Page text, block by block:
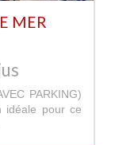
MER
PARKING)
idéale pour ce